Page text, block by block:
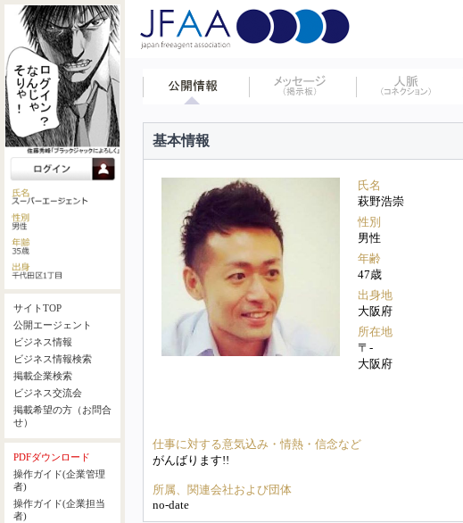
サイトTOP
公開エージェント
ビジネス情報
ビジネス情報検索
掲載企業検索
ビジネス交流会
掲載希望の方（お問合
せ）
PDFダウンロード
操作ガイド(企業管理
者)
操作ガイド(企業担当
者)
基本情報
氏名
萩野浩崇
性別
男性
年齢
47歳
出身地
大阪府
所在地
〒-
大阪府
仕事に対する意気込み・情熱・信念など
がんばります!!
所属、関連会社および団体
no-date